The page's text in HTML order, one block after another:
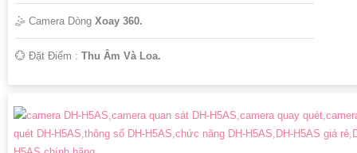
🤹 Camera Dòng Xoay 360.
️💮 Đặt Điểm : Thu Âm Và Loa.